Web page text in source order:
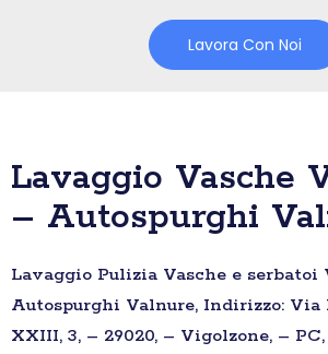
Lavora Con Noi
Lavaggio Vasche
– Autospurghi
Lavaggio Pulizia Vasche e serbatoi
Autospurghi Valnure, Indirizzo: Via
XXIII, 3, – 29020, – Vigolzone, –